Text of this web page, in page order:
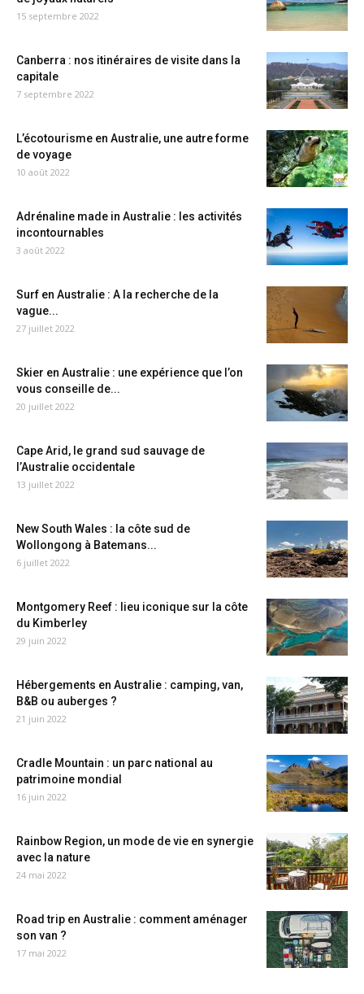
15 septembre 2022
Canberra : nos itinéraires de visite dans la
capitale
7 septembre 2022
L’écotourisme en Australie, une autre forme
de voyage
10 août 2022
Adrénaline made in Australie : les activités
incontournables
3 août 2022
Surf en Australie : A la recherche de la
vague...
27 juillet 2022
Skier en Australie : une expérience que l’on
vous conseille de...
20 juillet 2022
Cape Arid, le grand sud sauvage de
l’Australie occidentale
13 juillet 2022
New South Wales : la côte sud de
Wollongong à Batemans...
6 juillet 2022
Montgomery Reef : lieu iconique sur la côte
du Kimberley
29 juin 2022
Hébergements en Australie : camping, van,
B&B ou auberges ?
21 juin 2022
Cradle Mountain : un parc national au
patrimoine mondial
16 juin 2022
Rainbow Region, un mode de vie en synergie
avec la nature
24 mai 2022
Road trip en Australie : comment aménager
son van ?
17 mai 2022